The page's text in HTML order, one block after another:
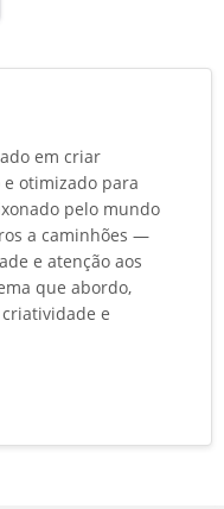
em criar
otimizado para
pelo mundo
a caminhões —
e atenção aos
que abordo,
e